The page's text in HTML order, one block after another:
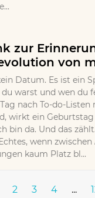
zur
von
Datum. Es ist ein
warst und wen du
nach To-do-
wirkt ein Geburtstag
bin da. Und das
wenn
kaum Platz bl...
2 3 4 ...